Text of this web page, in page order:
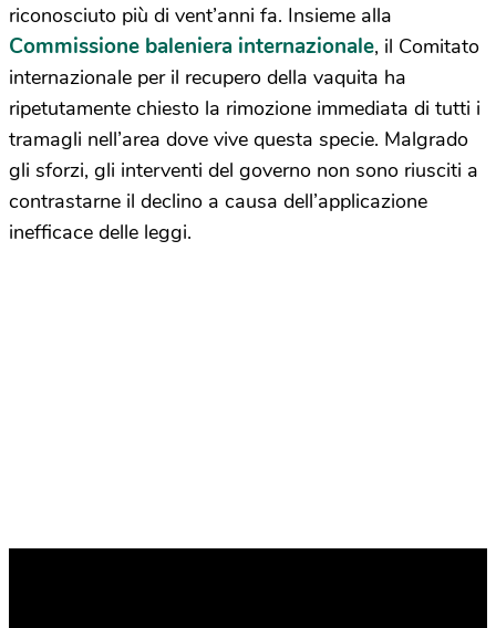
riconosciuto più di vent’anni fa. Insieme alla
Commissione baleniera internazionale, il Comitato
internazionale per il recupero della vaquita ha
ripetutamente chiesto la rimozione immediata di tutti i
tramagli nell’area dove vive questa specie. Malgrado
gli sforzi, gli interventi del governo non sono riusciti a
contrastarne il declino a causa dell’applicazione
inefficace delle leggi.